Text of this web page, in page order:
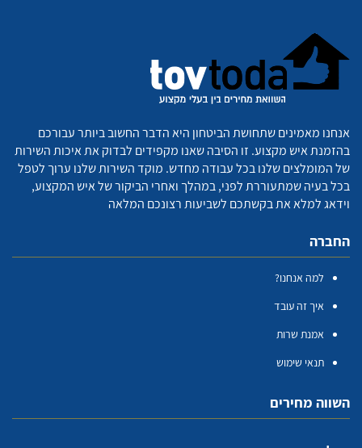
אנחנו מאמינים שתחושת הביטחון היא הדבר החשוב ביותר עבורכם
בהזמנת איש מקצוע. זו הסיבה שאנו מקפידים לבדוק את איכות השירות
של המומלצים שלנו בכל עבודה מחדש. מוקד השירות שלנו ערוך לטפל
בכל בעיה שמתעוררת לפני, במהלך ואחרי הביקור של איש המקצוע,
וידאג למלא את בקשתכם לשביעות רצונכם המלאה
החברה
למה אנחנו?
איך זה עובד
אמנת שרות
תנאי שימוש
השווה מחירים